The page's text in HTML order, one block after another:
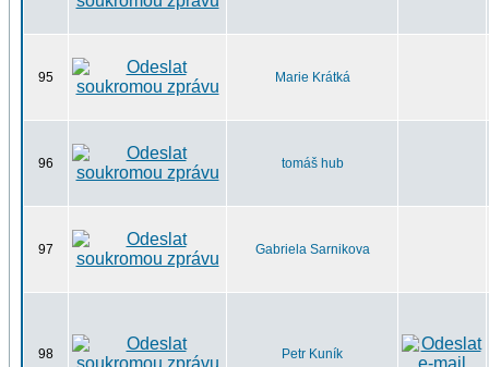
95 Marie Krátká
96 tomáš hub
97 Gabriela Sarnikova
98 Petr Kuník